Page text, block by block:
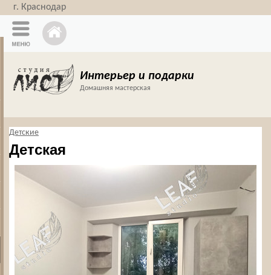
г. Краснодар
Интерьер и подарки
Домашняя мастерская
Детские
Детская